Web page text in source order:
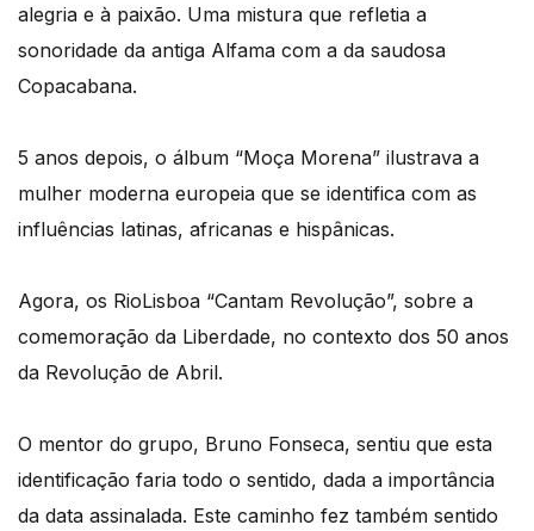
alegria e à paixão. Uma mistura que refletia a
sonoridade da antiga Alfama com a da saudosa
Copacabana.
5 anos depois, o álbum “Moça Morena” ilustrava a
mulher moderna europeia que se identifica com as
influências latinas, africanas e hispânicas.
Agora, os RioLisboa “Cantam Revolução”, sobre a
comemoração da Liberdade, no contexto dos 50 anos
da Revolução de Abril.
O mentor do grupo, Bruno Fonseca, sentiu que esta
identificação faria todo o sentido, dada a importância
da data assinalada. Este caminho fez também sentido